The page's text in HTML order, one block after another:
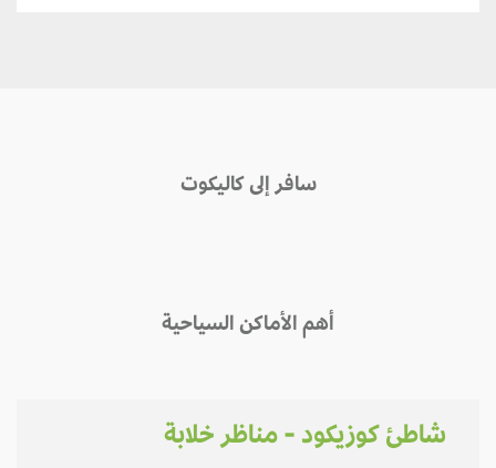
سافر إلى كاليكوت
أهم الأماكن السياحية
شاطئ كوزيكود - مناظر خلابة